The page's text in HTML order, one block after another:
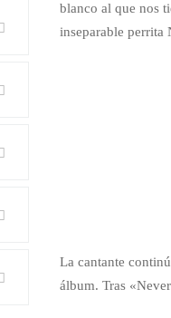
blanco al que nos
inseparable perrita
La cantante
álbum. Tras